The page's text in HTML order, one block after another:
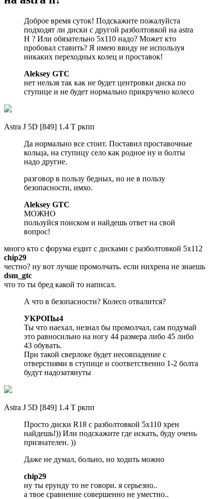
Доброе время суток! Подскажите пожалуйста
подходят ли диски с другой разболтовкой на astra
H ? Или обязательно 5х110 надо? Может кто
пробовал ставить? Я имею ввиду не используя
никаких переходных колец и проставок!
Aleksey GTC
нет нельзя так как не будет центровки диска по
ступице и не будет нормально прикручено колесо
Astra J 5D [849] 1.4 Т ркпп
Да нормально все стоит. Поставил проставочные
кольца, на ступицу село как родное ну и болты
надо другие.
разговор в пользу бедных, но не в пользу
безопасности, имхо.
Aleksey GTC
МОЖНО
пользуйся поиском и найдешь ответ на свой
вопрос!
много кто с форума ездит с дисками с разболтовкой 5х112
chip29
честно? ну вот лучше промолчать. если нихрена не знаешь
dsm_gtc
что то ты бред какой то написал.
А что в безопасности? Колесо отвалится?
УКРОПы4
Ты что наехал, незнал бы промолчал, сам подумай
это равносильно на ногу 44 размера либо 45 либо
43 обувать.
При такой сверлоке будет несовпадение с
отверстиями в ступице и соответственно 1-2 болта
будут надозатянуты
Astra J 5D [849] 1.4 Т ркпп
Просто диски R18 с разболтовкой 5х110 хрен
найдешь!)) Или подскажите где искать, буду очень
признателен. ))
Даже не думал, больно, но ходить можно
chip29
ну ты ерунду то не говори. я серьезно..
а твое сравнение совершенно не уместно..